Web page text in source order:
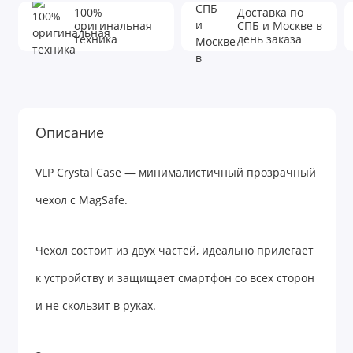
100%
оригинальная
техника
Доставка по
СПБ и Москве в
день заказа
Описание
VLP Crystal Case — минималистичный прозрачный
чехол с MagSafe.
Чехол состоит из двух частей, идеально прилегает
к устройству и защищает смартфон со всех сторон
и не скользит в руках.